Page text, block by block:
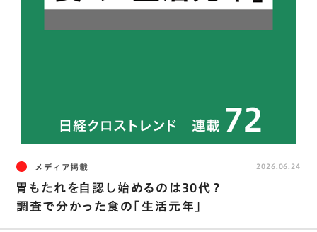
メディア掲載
胃もたれを自認し始めるのは30代？
調査で分かった食の「生活元年」
2026.06.24